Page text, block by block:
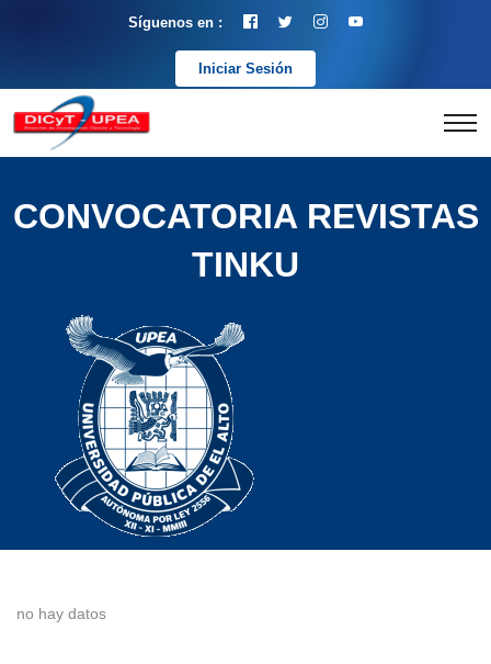
Síguenos en :
Iniciar Sesión
CONVOCATORIA REVISTAS
TINKU
no hay datos